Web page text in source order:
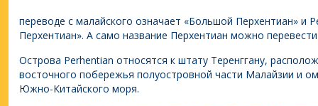
переводе с малайского означает «Большой Перхентиан» и
Перхентиан». А само название Перхентиан можно перевести
Острова Perhentian относятся к штату Теренггану,
восточного побережья полуостровной части Малайзии и
Южно-Китайского моря.